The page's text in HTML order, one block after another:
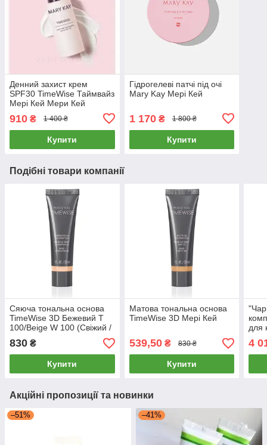
Денний захист крем
SPF30 TimeWisе Таймвайз
Мері Кей Мери Кей
910 ₴ 1 400 ₴
Купити
Гідрогелеві патчі під очі
Mary Kay Мері Кей
1 170₴ 1 800 ₴
Купити
Подібні товари компанії
Сяюча тональна основа
TimeWise 3D Бежевий Т
100/Beige W 100 (Свіжий /
Сяючий) Мери Кей Мері
Кей
830 ₴
Купити
Матова тональна основа
TimeWise 3D Мері Кей
539,50₴ 830 ₴
Купити
для
4
Акційні пропозиції та новинки
–51% –41%